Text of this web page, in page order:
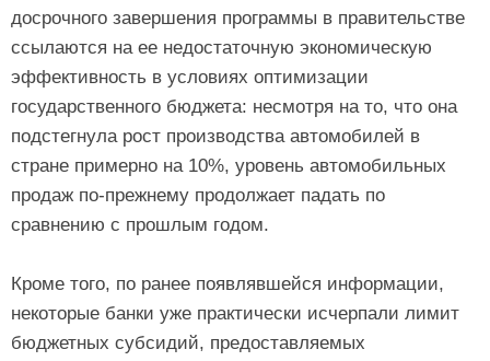
досрочного завершения программы в правительстве
ссылаются на ее недостаточную экономическую
эффективность в условиях оптимизации
государственного бюджета: несмотря на то, что она
подстегнула рост производства автомобилей в
стране примерно на 10%, уровень автомобильных
продаж по-прежнему продолжает падать по
сравнению с прошлым годом.
Кроме того, по ранее появлявшейся информации,
некоторые банки уже практически исчерпали лимит
бюджетных субсидий, предоставляемых